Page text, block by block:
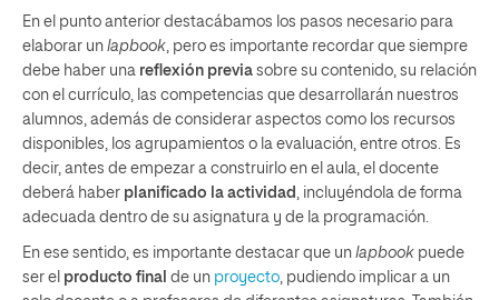
En el punto anterior destacábamos los pasos necesario para
elaborar un lapbook, pero es importante recordar que siempre
debe haber una reflexión previa sobre su contenido, su relación
con el currículo, las competencias que desarrollarán nuestros
alumnos, además de considerar aspectos como los recursos
disponibles, los agrupamientos o la evaluación, entre otros. Es
decir, antes de empezar a construirlo en el aula, el docente
deberá haber planificado la actividad, incluyéndola de forma
adecuada dentro de su asignatura y de la programación.
En ese sentido, es importante destacar que un lapbook puede
ser el producto final de un proyecto, pudiendo implicar a un